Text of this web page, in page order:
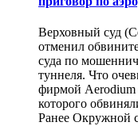
Верховный суд
отменил
суда по
туннеля. Что
фирмой Aerodium
которого
Ранее Окружной